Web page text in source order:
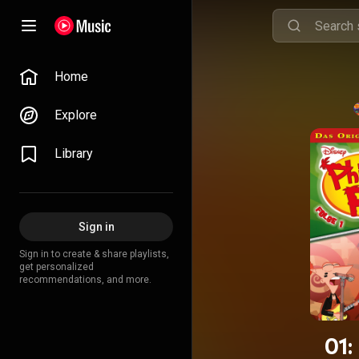
Home
Explore
Library
Sign in
Sign in to create & share playlists,
get personalized
recommendations, and more.